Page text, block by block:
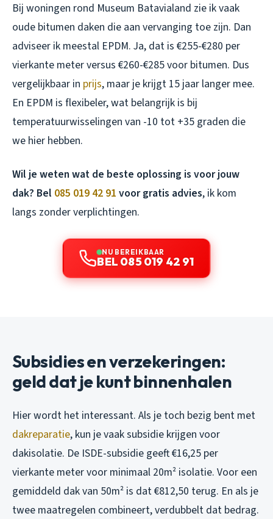
Bij woningen rond Museum Batavialand zie ik vaak
oude bitumen daken die aan vervanging toe zijn. Dan
adviseer ik meestal EPDM. Ja, dat is €255-€280 per
vierkante meter versus €260-€285 voor bitumen. Dus
vergelijkbaar in prijs, maar je krijgt 15 jaar langer mee.
En EPDM is flexibeler, wat belangrijk is bij
temperatuurwisselingen van -10 tot +35 graden die
we hier hebben.
Wil je weten wat de beste oplossing is voor jouw
dak? Bel 085 019 42 91 voor gratis advies, ik kom
langs zonder verplichtingen.
NU BEREIKBAAR
BEL 085 019 42 91
Subsidies en verzekeringen:
geld dat je kunt binnenhalen
Hier wordt het interessant. Als je toch bezig bent met
dakreparatie, kun je vaak subsidie krijgen voor
dakisolatie. De ISDE-subsidie geeft €16,25 per
vierkante meter voor minimaal 20m² isolatie. Voor een
gemiddeld dak van 50m² is dat €812,50 terug. En als je
twee maatregelen combineert, verdubbelt dat bedrag.